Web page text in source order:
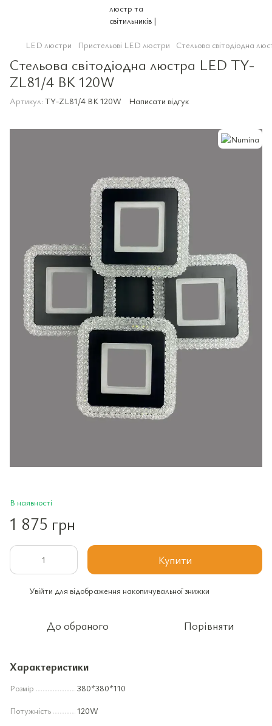
LED люстри Пристельові LED люстри Стельова світодіодна
Стельова світодіодна люстра LED TY-
ZL81/4 BK 120W
Артикул: TY-ZL81/4 BK 120W Написати відгук
В наявності
1 875 грн
Купити
Увійти для відображення накопичувальної знижки
До обраного Порівняти
Характеристики
Розмір
380*380*110
Потужність
120W